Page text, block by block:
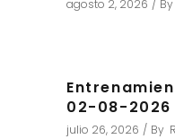
agosto 2, 2026 By
02-08-2026
julio 26, 2026 By